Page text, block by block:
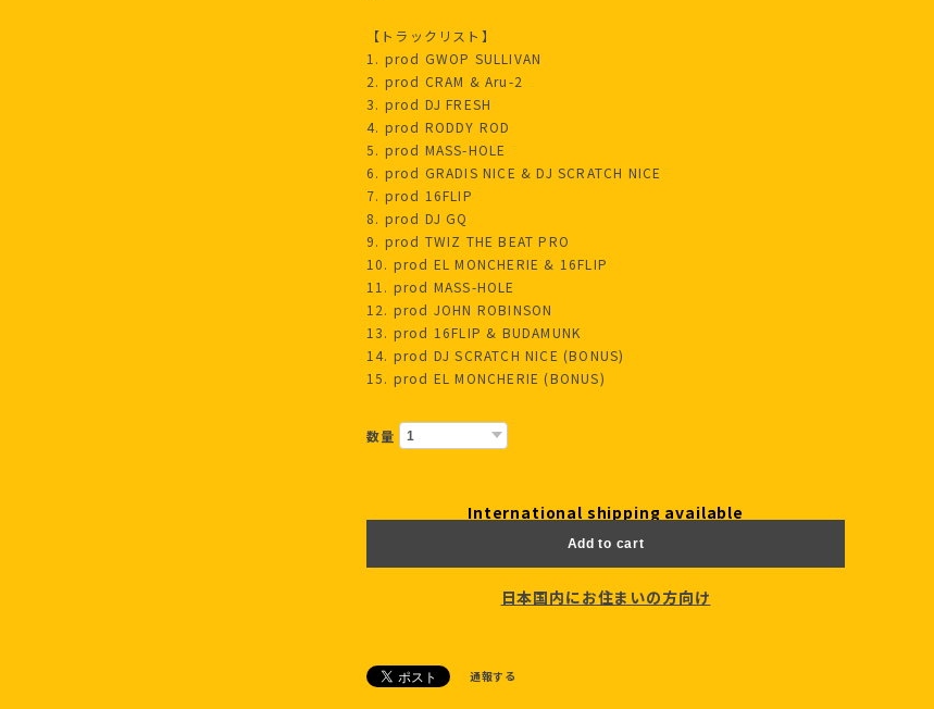
【トラックリスト】
1. prod GWOP SULLIVAN
2. prod CRAM & Aru-2
3. prod DJ FRESH
4. prod RODDY ROD
5. prod MASS-HOLE
6. prod GRADIS NICE & DJ SCRATCH NICE
7. prod 16FLIP
8. prod DJ GQ
9. prod TWIZ THE BEAT PRO
10. prod EL MONCHERIE & 16FLIP
11. prod MASS-HOLE
12. prod JOHN ROBINSON
13. prod 16FLIP & BUDAMUNK
14. prod DJ SCRATCH NICE (BONUS)
15. prod EL MONCHERIE (BONUS)
数量
International shipping available
Add to cart
日本国内にお住まいの方向け
通報する